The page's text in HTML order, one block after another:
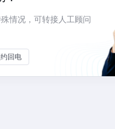
情况，可转接人工顾问
回电